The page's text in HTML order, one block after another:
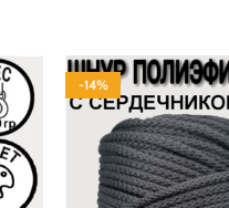
-14%
ПОЛИЭФИР
СЕРДЕЧНИК